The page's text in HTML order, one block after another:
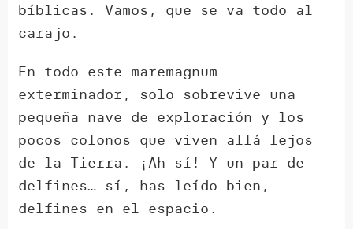
bíblicas. Vamos, que se va todo al
carajo.
En todo este maremagnum
exterminador, solo sobrevive una
pequeña nave de exploración y los
pocos colonos que viven allá lejos
de la Tierra. ¡Ah sí! Y un par de
delfines… sí, has leído bien,
delfines en el espacio.